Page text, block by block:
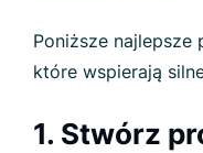
Poniższe najlepsze
które wspierają
1. Stwórz